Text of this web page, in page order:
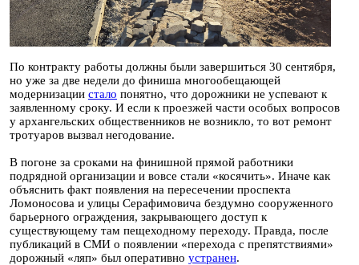
По контракту работы должны были завершиться 30 сентября,
но уже за две недели до финиша многообещающей
модернизации стало понятно, что дорожники не успевают к
заявленному сроку. И если к проезжей части особых вопросов
у архангельских общественников не возникло, то вот ремонт
тротуаров вызвал негодование.
В погоне за сроками на финишной прямой работники
подрядной организации и вовсе стали «косячить». Иначе как
объяснить факт появления на пересечении проспекта
Ломоносова и улицы Серафимовича бездумно сооруженного
барьерного ограждения, закрывающего доступ к
существующему там пещеходному переходу. Правда, после
публикаций в СМИ о появлении «перехода с препятствиями»
дорожный «ляп» был оперативно устранен.